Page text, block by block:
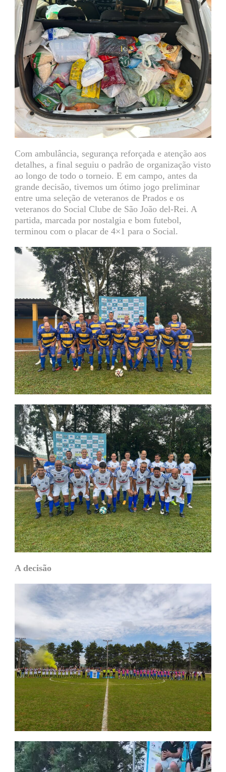
Com ambulância, segurança reforçada e atenção aos
detalhes, a final seguiu o padrão de organização visto
ao longo de todo o torneio. E em campo, antes da
grande decisão, tivemos um ótimo jogo preliminar
entre uma seleção de veteranos de Prados e os
veteranos do Social Clube de São João del-Rei. A
partida, marcada por nostalgia e bom futebol,
terminou com o placar de 4×1 para o Social.
A decisão